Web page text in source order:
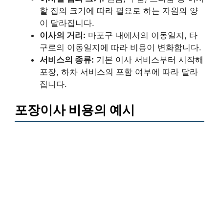
할 집의 크기에 따라 필요로 하는 자원의 양
이 달라집니다.
이사의 거리: 마포구 내에서의 이동일지, 타
구로의 이동일지에 따라 비용이 변화합니다.
서비스의 종류: 기본 이사 서비스부터 시작해
포장, 하차 서비스의 포함 여부에 따라 달라
집니다.
포장이사 비용의 예시